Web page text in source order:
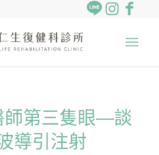
師第三隻眼—談
導引注射